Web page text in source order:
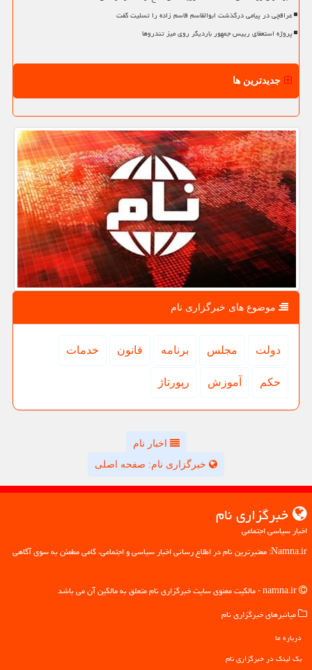
عراقچی در پیامی درگذشت ابوالقاسم قاسم زاده را تسلیت گفت
پروژه استعفای رییس جمهور باردیگر روی میز تندروها
جدیدترین ها
موضوع های خبرگزاری نام
دولت مجلس برنامه قانون خدمات
حكم آموزش رپورتاژ
اخبار نام
خبرگزاری نام: صفحه اصلی
خبرگزاری نام
اخبار سیاسی اجتماعی
Namna.ir: معتبرترین نام در اطلاع رسانی اخبار سیاسی و اجتماعی، گامی مطمئن به سوی آگاهی
میانبرهای خبرگزاری نام
درباره ما
بک لینک در خبرگزاری نام